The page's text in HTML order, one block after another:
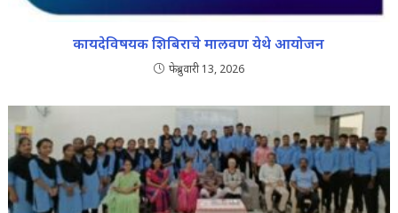
कायदेविषयक शिबिराचे मालवण येथे आयोजन
फेब्रुवारी 13, 2026